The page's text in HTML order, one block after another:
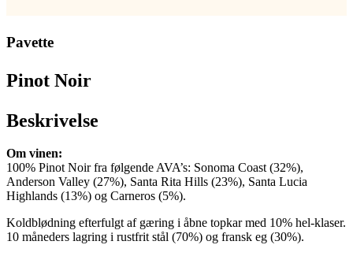
Pavette
Pinot Noir
Beskrivelse
Om vinen:
100% Pinot Noir fra følgende AVA’s: Sonoma Coast (32%),
Anderson Valley (27%), Santa Rita Hills (23%), Santa Lucia
Highlands (13%) og Carneros (5%).
Koldblødning efterfulgt af gæring i åbne topkar med 10% hel-klaser.
10 måneders lagring i rustfrit stål (70%) og fransk eg (30%).